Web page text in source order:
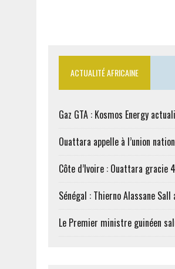
ACTUALITÉ AFRICAINE
Gaz GTA : Kosmos Energy
Ouattara appelle à l’union
Côte d’Ivoire : Ouattara gracie
Sénégal : Thierno Alassane
Le Premier ministre guinéen